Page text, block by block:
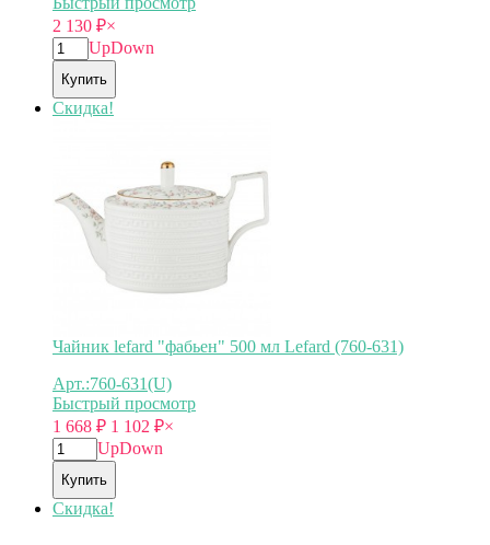
2 130 ₽×
UpDown
Купить
Скидка!
Чайник lefard "фабьен" 500 мл Lefard (760-631)
Арт.:760-631(U)
Быстрый просмотр
1 668 ₽ 1 102 ₽×
UpDown
Купить
Скидка!